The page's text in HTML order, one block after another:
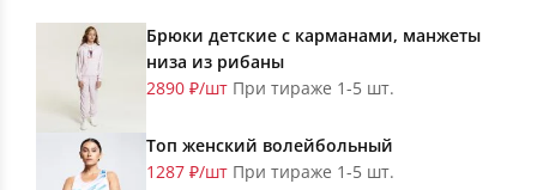
Брюки детские с карманами, манжеты
низа из рибаны
2890 ₽/шт При тираже 1-5 шт.
Топ женский волейбольный
1287 ₽/шт При тираже 1-5 шт.